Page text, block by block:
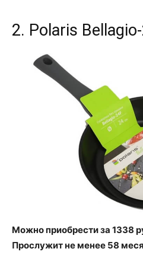
2. Polaris
Можно приобрести за 1338
Прослужит не менее 58